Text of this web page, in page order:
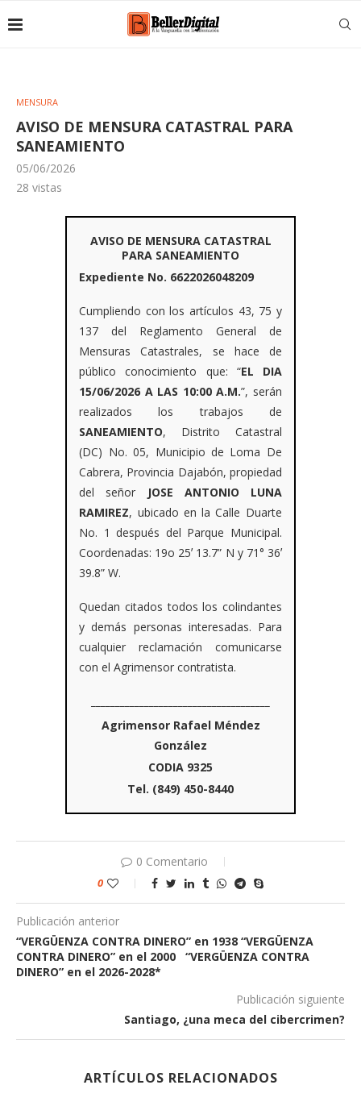
MENSURA
AVISO DE MENSURA CATASTRAL PARA
SANEAMIENTO
05/06/2026
28 vistas
AVISO DE MENSURA CATASTRAL
PARA SANEAMIENTO
Expediente No. 6622026048209
Cumpliendo con los artículos 43, 75 y
137 del Reglamento General de
Mensuras Catastrales, se hace de
público conocimiento que: “EL DIA
15/06/2026 A LAS 10:00 A.M.”, serán
realizados los trabajos de
SANEAMIENTO, Distrito Catastral
(DC) No. 05, Municipio de Loma De
Cabrera, Provincia Dajabón, propiedad
del señor
JOSE ANTONIO LUNA
RAMIREZ, ubicado en la Calle Duarte
No. 1 después del Parque Municipal.
Coordenadas: 19o 25ʼ 13.7” N y 71° 36ʼ
39.8” W.
Quedan citados todos los colindantes
y demás personas interesadas. Para
cualquier reclamación comunicarse
con el Agrimensor contratista.
Agrimensor Rafael Méndez
González
CODIA 9325
Tel. (849) 450-8440
0 Comentario
0
Publicación anterior
“VERGÜENZA CONTRA DINERO” en 1938 “VERGÜENZA
CONTRA DINERO” en el 2000 “VERGÜENZA CONTRA
DINERO” en el 2026-2028*
Publicación siguiente
Santiago, ¿una meca del cibercrimen?
ARTÍCULOS RELACIONADOS